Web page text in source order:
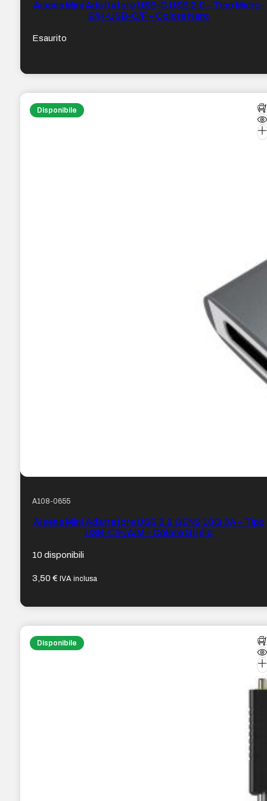
Aisens Mini Adattatore USB-C USB 2.0 – Tipo Micro-
B/H-USB-C/F – Colore Nero
Esaurito
Disponibile
A108-0655
Aisens Mini Adattatore USB 3.2 GEN2 10G 3A – Tipo
USB-C/F/A/M – Colore Grigio
10 disponibili
3,50€ IVA inclusa
Disponibile